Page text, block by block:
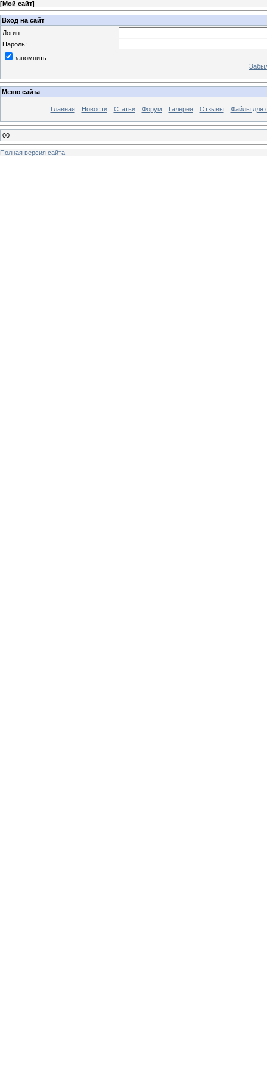
[Мой сайт]
Вход на сайт
Логин:
Пароль:
запомнить
Меню сайта
Главная Новости Статьи Форум Галерея Отзывы Файлы для
00
Полная версия сайта